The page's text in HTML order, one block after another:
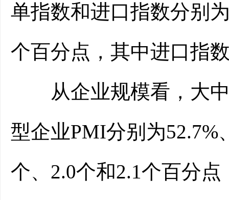
单指数和进口指数分别
个百分点，其中进口指
从企业规模看，大中
型企业PMI分别为52.7%
个、2.0个和2.1个百分